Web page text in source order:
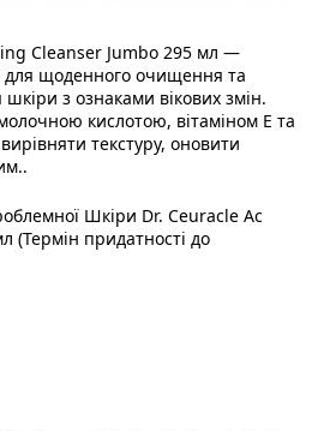
Cleanser Jumbo 295 мл —
щоденного очищення та
з ознаками вікових змін.
кислотою, вітаміном Е та
текстуру, оновити
Шкіри Dr. Ceuracle Ас
(Термін придатності до